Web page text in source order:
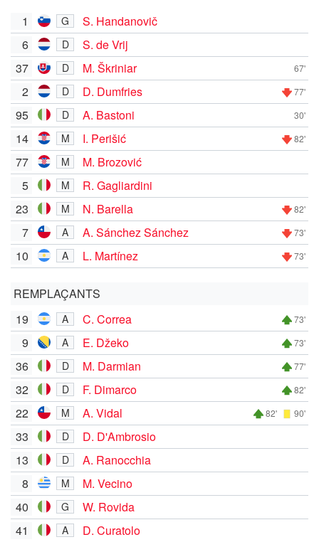
1 G
S. Handanovič
6
D
S. de Vrij
37
D M. Škriniar 67'
2 D D. Dumfries 77'
95 D A. Bastoni 30'
14 M I. Perišić 82'
77 M
M. Brozović
5
M
R. Gagliardini
23
M N. Barella 82'
7 A A. Sánchez Sánchez 73'
10 A L. Martínez 73'
REMPLAÇANTS
19
A C. Correa 73'
9 A E. Džeko 73'
36 D M. Darmian 77'
32 D F. Dimarco 82'
22 M A. Vidal 82' 90'
33 D
D. D'Ambrosio
13
D
A. Ranocchia
8
M
M. Vecino
40
G
W. Rovida
41
A D. Curatolo